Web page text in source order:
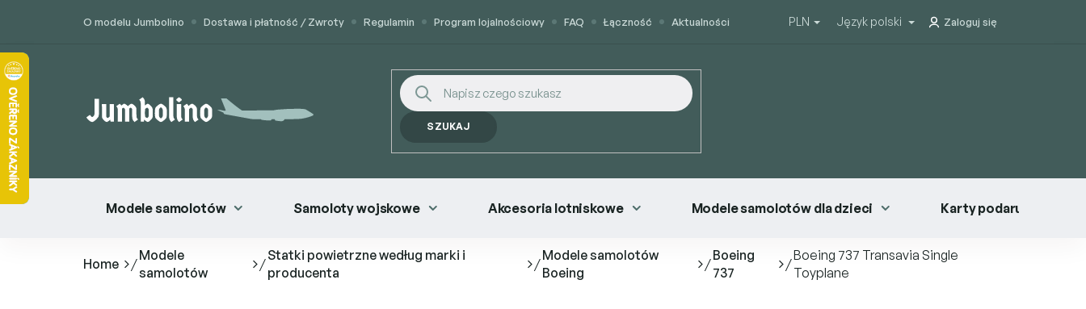
O modelu Jumbolino Dostawa i płatność / Zwroty Regulamin Program lojalnościowy FAQ Łączność Aktualności PLN Język polski Zaloguj się
SZUKAJ
Modele samolotów Samoloty wojskowe Akcesoria lotniskowe Modele samolotów dla dzieci Karty podarunkowe
Home /
Modele
samolotów
/
Statki powietrzne według marki i
producenta
/
Modele samolotów
Boeing
/
Boeing
737
/
Boeing 737 Transavia Single
Toyplane